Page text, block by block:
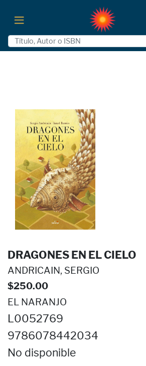
DRAGONES EN EL CIELO
ANDRICAIN, SERGIO
$250.00
EL NARANJO
L0052769
9786078442034
No disponible